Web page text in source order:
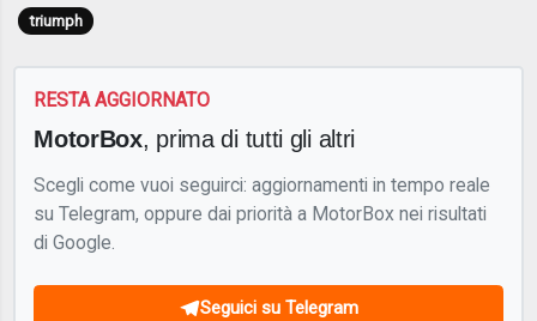
triumph
RESTA AGGIORNATO
MotorBox, prima di tutti gli altri
Scegli come vuoi seguirci: aggiornamenti in tempo reale
su Telegram, oppure dai priorità a MotorBox nei risultati
di Google.
Seguici su Telegram